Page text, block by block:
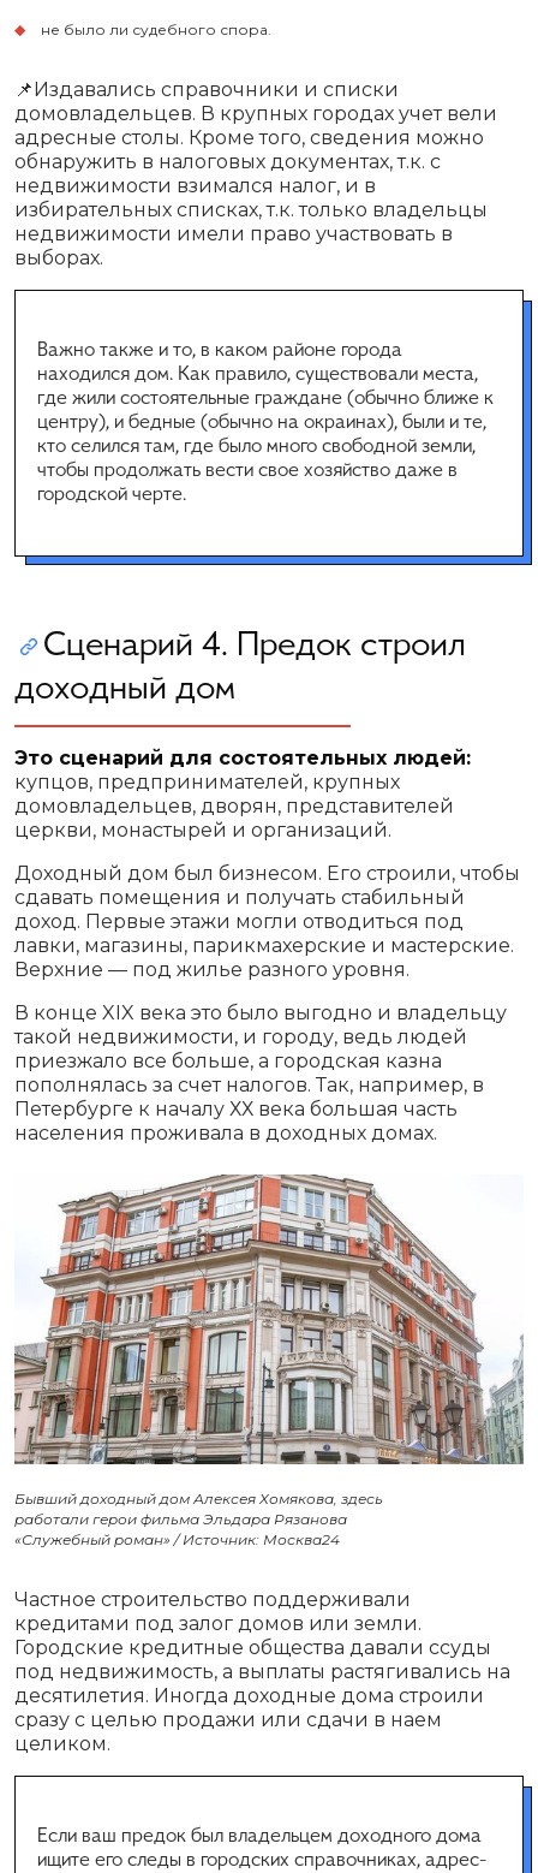
не было ли судебного спора.
📌Издавались справочники и списки
домовладельцев. В крупных городах учет вели
адресные столы. Кроме того, сведения можно
обнаружить в налоговых документах, т.к. с
недвижимости взимался налог, и в
избирательных списках, т.к. только владельцы
недвижимости имели право участвовать в
выборах.
Важно также и то, в каком районе города
находился дом. Как правило, существовали места,
где жили состоятельные граждане (обычно ближе к
центру), и бедные (обычно на окраинах), были и те,
кто селился там, где было много свободной земли,
чтобы продолжать вести свое хозяйство даже в
городской черте.
Сценарий 4. Предок строил
доходный дом
Это сценарий для состоятельных людей:
купцов, предпринимателей, крупных
домовладельцев, дворян, представителей
церкви, монастырей и организаций.
Доходный дом был бизнесом. Его строили, чтобы
сдавать помещения и получать стабильный
доход. Первые этажи могли отводиться под
лавки, магазины, парикмахерские и мастерские.
Верхние — под жилье разного уровня.
В конце XIX века это было выгодно и владельцу
такой недвижимости, и городу, ведь людей
приезжало все больше, а городская казна
пополнялась за счет налогов. Так, например, в
Петербурге к началу ХХ века большая часть
населения проживала в доходных домах.
Бывший доходный дом Алексея Хомякова, здесь
работали герои фильма Эльдара Рязанова
«Служебный роман» / Источник: Москва24
Частное строительство поддерживали
кредитами под залог домов или земли.
Городские кредитные общества давали ссуды
под недвижимость, а выплаты растягивались на
десятилетия. Иногда доходные дома строили
сразу с целью продажи или сдачи в наем
целиком.
Если ваш предок был владельцем доходного дома
ищите его следы в городских справочниках, адрес-